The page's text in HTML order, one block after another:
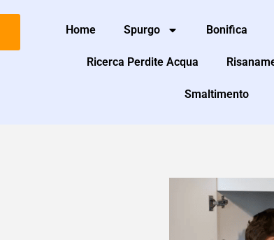
Home Spurgo Bonifica
Ricerca Perdite Acqua
Smaltimento